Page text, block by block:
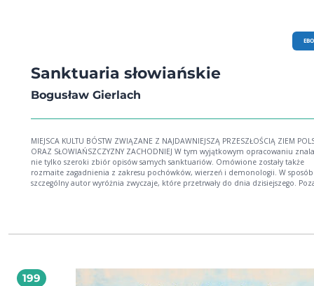
Sanktuaria słowiańskie
Bogusław Gierlach
MIEJSCA KULTU BÓSTW ZWIĄZANE Z NAJDAWNIEJSZĄ PRZESZŁOŚCIĄ ZIEM
ORAZ SŁOWIAŃSZCZYZNY ZACHODNIEJ W tym wyjątkowym opracowaniu
nie tylko szeroki zbiór opisów samych sanktuariów. Omówione zostały także
rozmaite zagadnienia z zakresu pochówków, wierzeń i demonologii. W sposób
szczególny autor wyróżnia zwyczaje, które przetrwały do dnia dzisiejszego.
Uczestniczył w badaniach terenowych m.in. w Wyszogrodzie, Pułtusku, Wiślicy
Wydziału Pedagogiki i Kultury.
199